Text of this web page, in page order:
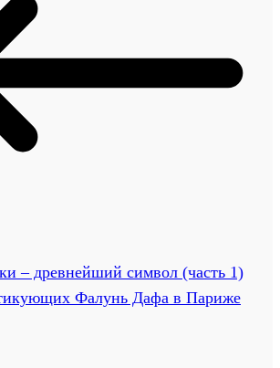
– древнейший символ (часть 1)
Фалунь Дафа в Париже